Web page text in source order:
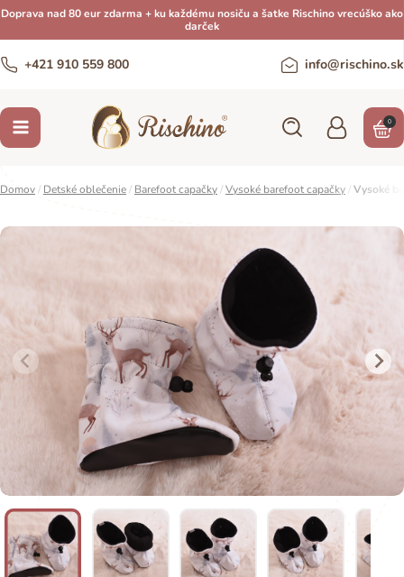
Doprava nad 80 eur zdarma + ku každému nosiču a šatke Rischino vrecúško ako
darček
+421 910 559 800 info@rischino.sk
0
Domov/ Detské oblečenie/ Barefoot capačky/Vysoké barefoot capačky/Vysoké